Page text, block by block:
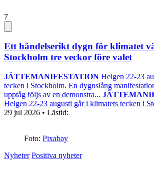
7
Ett händelserikt dygn för klimatet
Stockholm tre veckor före valet
JÄTTEMANIFESTATION Helgen 22-23
tecken i Stockholm. En dygnslång
upptåg följs av en demonstra...
Helgen 22-23 augusti går i klimatets tecken i
29 jul 2026 • Lästid:
Foto: Pixabay
Nyheter Positiva nyheter